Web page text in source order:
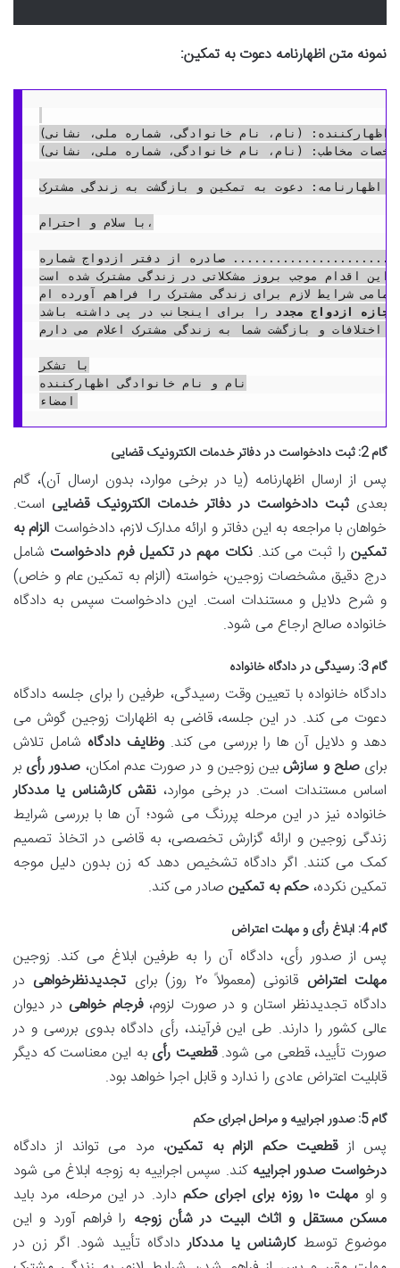
نمونه متن اظهارنامه دعوت به تمکین:
اظهارکننده: (نام، نام خانوادگی، شماره ملی، نشانی)
مخاطب: (نام، نام خانوادگی، شماره ملی، نشانی)
اظهارنامه: دعوت به تمکین و بازگشت به زندگی مشترک
با سلام و احترام،
صادره از دفتر ازدواج شماره ...................... .
اقدام موجب بروز مشکلاتی در زندگی مشترک شده است.
اینجانب تمامی شرایط لازم برای زندگی مشترک را فراهم آورده ام.
اجازه ازدواج مجدد را برای اینجانب در پی داشته باشد.
و بازگشت شما به زندگی مشترک اعلام می دارم.
با تشکر
نام و نام خانوادگی اظهارکننده
گام 2: ثبت دادخواست در دفاتر خدمات الکترونیک قضایی
پس از ارسال اظهارنامه (یا در برخی موارد، بدون ارسال آن)، گام
بعدیثبت دادخواست در دفاتر خدمات الکترونیک قضایی است.
خواهان با مراجعه به این دفاتر و ارائه مدارک لازم، دادخواست الزام به
تمکینرا ثبت می کند.نکات مهم در تکمیل فرم دادخواست شامل
درج دقیق مشخصات زوجین، خواسته (الزام به تمکین عام و خاص)
و شرح دلایل و مستندات است. این دادخواست سپس به دادگاه
خانواده صالح ارجاع می شود.
گام 3: رسیدگی در دادگاه خانواده
دادگاه خانواده با تعیین وقت رسیدگی، طرفین را برای جلسه دادگاه
دعوت می کند. در این جلسه، قاضی به اظهارات زوجین گوش می
دهد و دلایل آن ها را بررسی می کند.وظایف دادگاه شامل تلاش
برایصلح و سازشبین زوجین و در صورت عدم امکان، صدور رأی بر
اساس مستندات است. در برخی موارد، نقش کارشناس یا مددکار
خانواده نیز در این مرحله پررنگ می شود؛ آن ها با بررسی شرایط
زندگی زوجین و ارائه گزارش تخصصی، به قاضی در اتخاذ تصمیم
کمک می کنند. اگر دادگاه تشخیص دهد که زن بدون دلیل موجه
تمکین نکرده، حکم به تمکین صادر می کند.
گام 4: ابلاغ رأی و مهلت اعتراض
پس از صدور رأی، دادگاه آن را به طرفین ابلاغ می کند. زوجین
مهلت اعتراض قانونی (معمولاً ۲۰ روز) برای تجدیدنظرخواهیدر
دادگاه تجدیدنظر استان و در صورت لزوم،فرجام خواهیدر دیوان
عالی کشور را دارند. طی این فرآیند، رأی دادگاه بدوی بررسی و در
صورت تأیید، قطعی می شود.قطعیت رأی به این معناست که دیگر
قابلیت اعتراض عادی را ندارد و قابل اجرا خواهد بود.
گام 5: صدور اجراییه و مراحل اجرای حکم
پس ازقطعیت حکم الزام به تمکین، مرد می تواند از دادگاه
درخواست صدور اجراییه کند. سپس اجراییه به زوجه ابلاغ می شود
و او مهلت ۱۰ روزه برای اجرای حکم
دارد. در این مرحله، مرد باید
مسکن مستقل و اثاث البیت در شأن زوجه را فراهم آورد و این
موضوع توسطکارشناس یا مددکاردادگاه تأیید شود. اگر زن در